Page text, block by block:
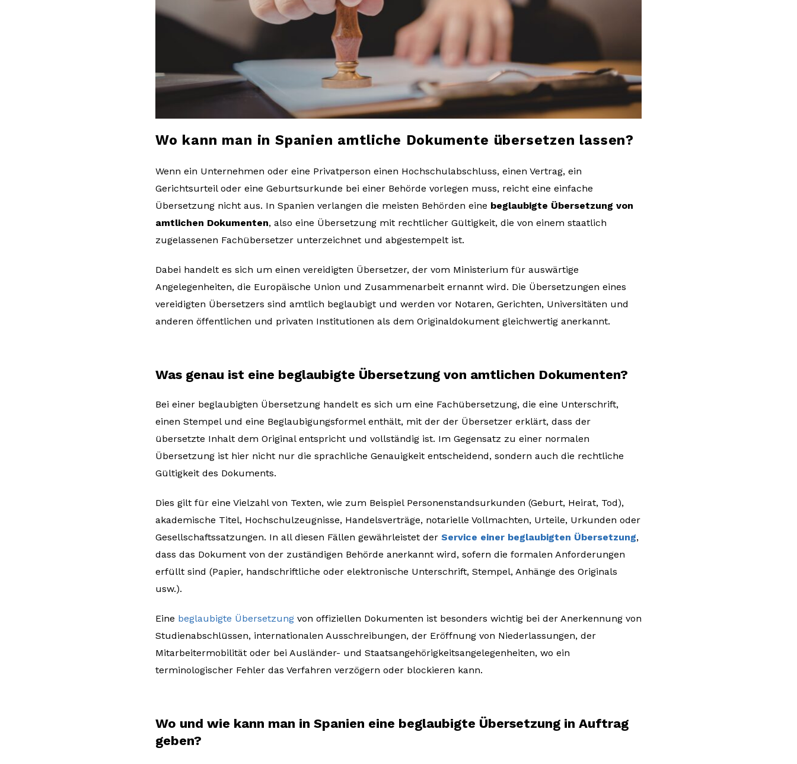
l
g
Wo kann man in Spanien amtliche Dokumente übersetzen lassen?
Wenn ein Unternehmen oder eine Privatperson einen Hochschulabschluss, einen Vertrag, ein
Gerichtsurteil oder eine Geburtsurkunde bei einer Behörde vorlegen muss, reicht eine einfache
Übersetzung nicht aus. In Spanien verlangen die meisten Behörden eine beglaubigte Übersetzung von
amtlichen Dokumenten, also eine Übersetzung mit rechtlicher Gültigkeit, die von einem staatlich
zugelassenen Fachübersetzer unterzeichnet und abgestempelt ist.
Dabei handelt es sich um einen vereidigten Übersetzer, der vom Ministerium für auswärtige
Angelegenheiten, die Europäische Union und Zusammenarbeit ernannt wird. Die Übersetzungen eines
vereidigten Übersetzers sind amtlich beglaubigt und werden vor Notaren, Gerichten, Universitäten und
anderen öffentlichen und privaten Institutionen als dem Originaldokument gleichwertig anerkannt.
Was genau ist eine beglaubigte Übersetzung von amtlichen Dokumenten?
Bei einer beglaubigten Übersetzung handelt es sich um eine Fachübersetzung, die eine Unterschrift,
einen Stempel und eine Beglaubigungsformel enthält, mit der der Übersetzer erklärt, dass der
übersetzte Inhalt dem Original entspricht und vollständig ist. Im Gegensatz zu einer normalen
Übersetzung ist hier nicht nur die sprachliche Genauigkeit entscheidend, sondern auch die rechtliche
Gültigkeit des Dokuments.
Dies gilt für eine Vielzahl von Texten, wie zum Beispiel Personenstandsurkunden (Geburt, Heirat, Tod),
akademische Titel, Hochschulzeugnisse, Handelsverträge, notarielle Vollmachten, Urteile, Urkunden oder
Gesellschaftssatzungen. In all diesen Fällen gewährleistet der Service einer beglaubigten Übersetzung,
dass das Dokument von der zuständigen Behörde anerkannt wird, sofern die formalen Anforderungen
erfüllt sind (Papier, handschriftliche oder elektronische Unterschrift, Stempel, Anhänge des Originals
usw.).
Eine beglaubigte Übersetzung von offiziellen Dokumenten ist besonders wichtig bei der Anerkennung von
Studienabschlüssen, internationalen Ausschreibungen, der Eröffnung von Niederlassungen, der
Mitarbeitermobilität oder bei Ausländer- und Staatsangehörigkeitsangelegenheiten, wo ein
terminologischer Fehler das Verfahren verzögern oder blockieren kann.
Wo und wie kann man in Spanien eine beglaubigte Übersetzung in Auftrag
geben?